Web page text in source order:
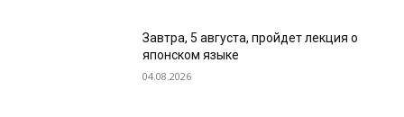
Завтра, 5 августа, пройдет лекция о
японском языке
04.08.2026